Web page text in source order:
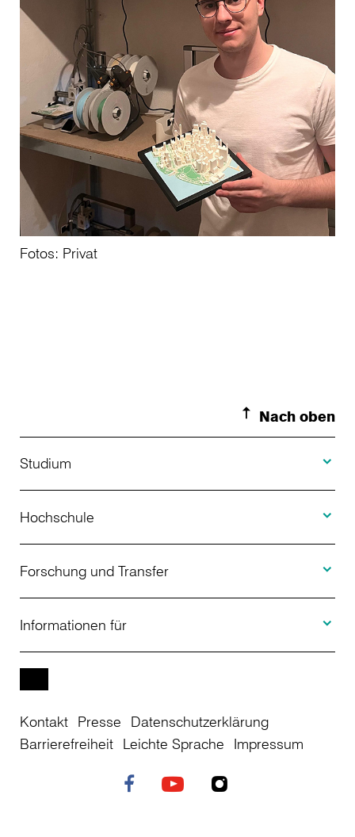
Fotos: Privat
Nach oben
Studium
Studienangebot
Bewerbung
Studienberatung
Weiterbildung
Studienkolleg
Hochschule
Über uns
Aktuelles
Einrichtungen
Stellenangebote
Forschung und Transfer
Projekte
Informationen für
Studierende
Kontakt Presse
Datenschutzerklärung
Barrierefreiheit Leichte Sprache Impressum